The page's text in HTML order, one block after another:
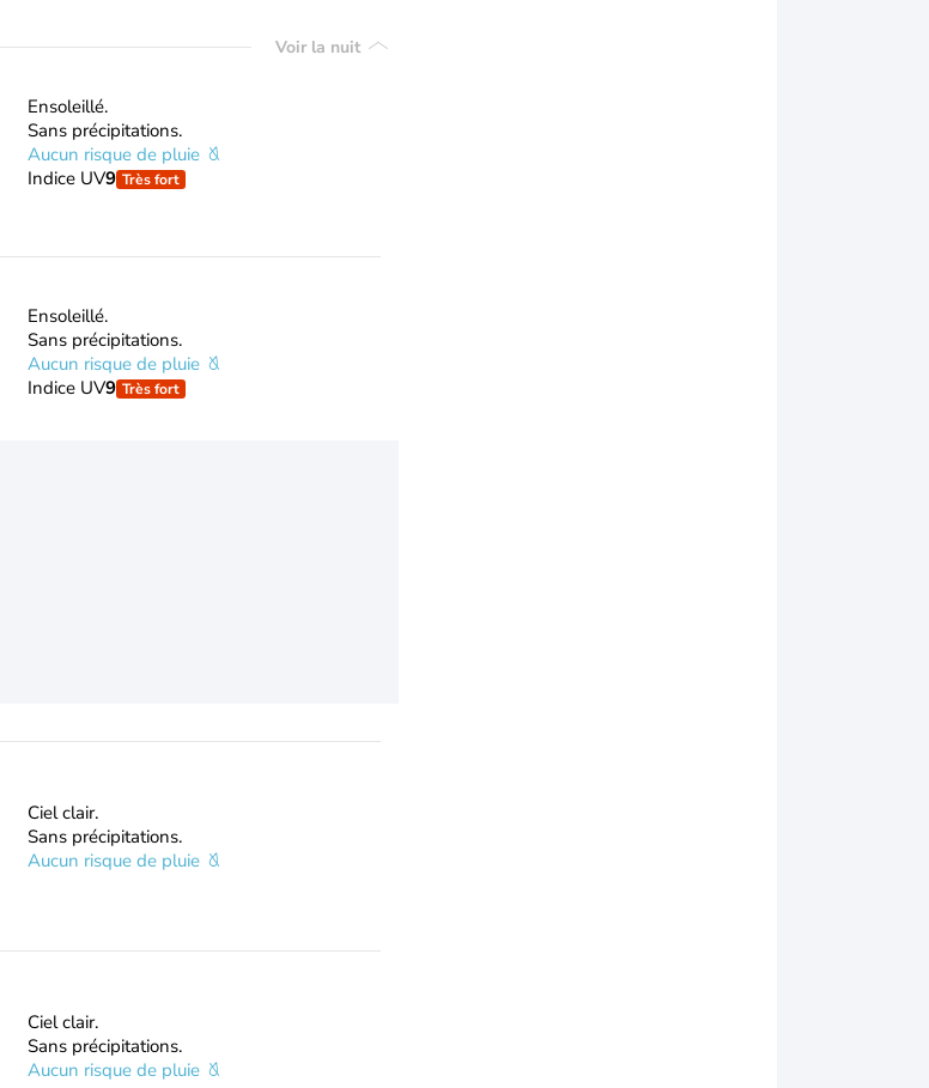
Voir la nuit
Ensoleillé.
Sans précipitations.
Aucun risque de pluie
Indice UV9 Très fort
Ensoleillé.
Sans précipitations.
Aucun risque de pluie
Indice UV9 Très fort
Ciel clair.
Sans précipitations.
Aucun risque de pluie
Ciel clair.
Sans précipitations.
Aucun risque de pluie